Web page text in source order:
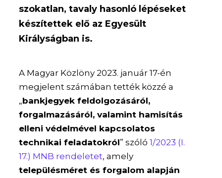
szokatlan, tavaly hasonló lépéseket
készítettek elő az Egyesült
Királyságban is.
A Magyar Közlöny 2023. január 17-én
megjelent számában tették közzé a
„bankjegyek feldolgozásáról,
forgalmazásáról, valamint hamisítás
elleni védelmével kapcsolatos
technikai feladatokról” szóló1/2023 (I.
17.) MNB rendeletet, amely
településméret és forgalom alapján